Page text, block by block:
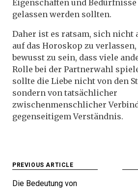
Eigenschaften und
gelassen werden sollten.
Daher ist es ratsam, sich nicht
auf das Horoskop zu
bewusst zu sein, dass viele
Rolle bei der Partnerwahl
sollte die Liebe nicht von den
sondern von tatsächlicher
zwischenmenschlicher
gegenseitigem Verständnis.
Beitragsnavigation
PREVIOUS ARTICLE
Die Bedeutung von